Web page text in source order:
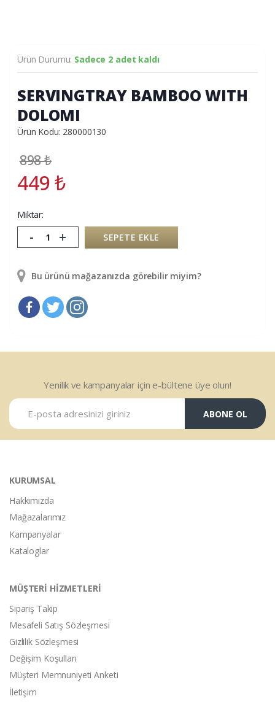
Ürün Durumu: Sadece 2 adet kaldı
SERVINGTRAY BAMBOO WITH
DOLOMI
Ürün Kodu: 280000130
898₺
449₺
Miktar:
- + SEPETE EKLE
Bu ürünü mağazanızda görebilir miyim?
Yenilik ve kampanyalar için e-bültene üye olun!
ABONE OL
KURUMSAL
Hakkımızda
Mağazalarımız
Kampanyalar
Kataloglar
MÜŞTERİ HİZMETLERİ
Sipariş Takip
Mesafeli Satış Sözleşmesi
Gizlilik Sözleşmesi
Değişim Koşulları
Müşteri Memnuniyeti Anketi
İletişim